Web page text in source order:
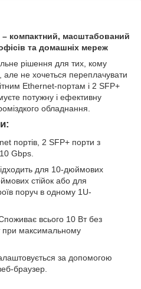
– компактний, масштабований
та домашніх мереж
рішення для тих, кому
але не хочеться переплачувати
Ethernet-портам і 2 SFP+
потужну і ефективну
обладнання.
портів, 2 SFP+ порти з
Gbps.
для 10-дюймових
стійок або для
поруч в одному 1U-
всього 10 Вт без
при максимальному
за допомогою
браузер.